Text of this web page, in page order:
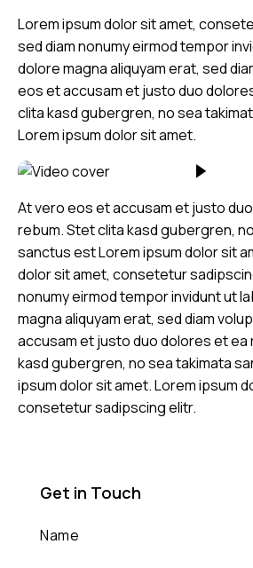
Lorem ipsum dolor sit amet,
sed diam nonumy eirmod tempor
dolore magna aliquyam erat, sed
eos et accusam et justo duo
clita kasd gubergren, no sea
Lorem ipsum dolor sit amet.
At vero eos et accusam et justo
rebum. Stet clita kasd gubergren,
sanctus est Lorem ipsum dolor sit
dolor sit amet, consetetur
nonumy eirmod tempor invidunt ut
magna aliquyam erat, sed diam
accusam et justo duo dolores et ea
kasd gubergren, no sea takimata
ipsum dolor sit amet. Lorem ipsum
consetetur sadipscing elitr.
Get in Touch